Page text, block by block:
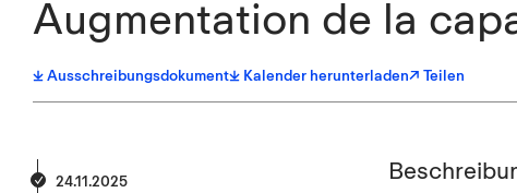
Augmentation de la
Ausschreibungsdokument Kalender herunterladen↗ Teilen
24.11.2025